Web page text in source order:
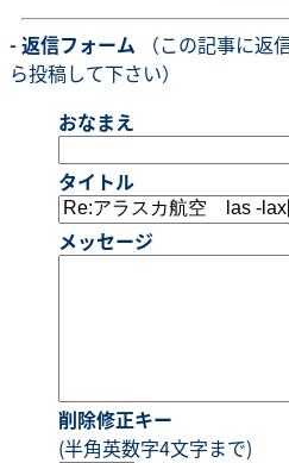
- 返信フォーム （この記事に返
ら投稿して下さい）
おなまえ
タイトル
メッセージ
削除修正キー
(半角英数字4文字まで)